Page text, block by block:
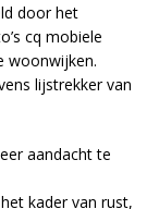
door het
cq mobiele
woonwijken.
lijstrekker van
aandacht te
kader van rust,